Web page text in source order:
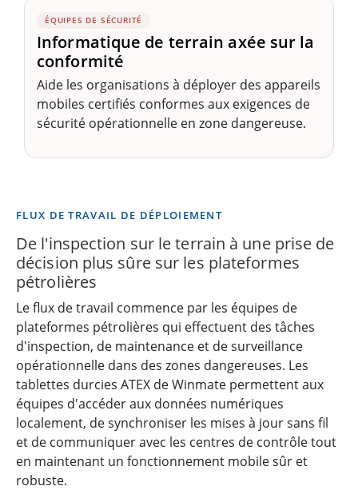
ÉQUIPES DE SÉCURITÉ
Informatique de terrain axée sur la
conformité
Aide les organisations à déployer des appareils
mobiles certifiés conformes aux exigences de
sécurité opérationnelle en zone dangereuse.
FLUX DE TRAVAIL DE DÉPLOIEMENT
De l'inspection sur le terrain à une prise de
décision plus sûre sur les plateformes
pétrolières
Le flux de travail commence par les équipes de
plateformes pétrolières qui effectuent des tâches
d'inspection, de maintenance et de surveillance
opérationnelle dans des zones dangereuses. Les
tablettes durcies ATEX de Winmate permettent aux
équipes d'accéder aux données numériques
localement, de synchroniser les mises à jour sans fil
et de communiquer avec les centres de contrôle tout
en maintenant un fonctionnement mobile sûr et
robuste.